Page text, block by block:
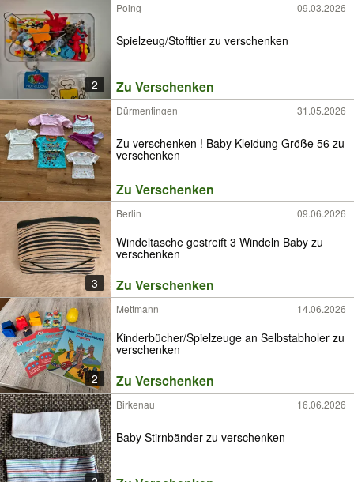
2
Poing 09.03.2026
Spielzeug/Stofftier zu verschenken
Zu Verschenken
Dürmentingen 31.05.2026
Zu verschenken ! Baby Kleidung Größe 56 zu
verschenken
Zu Verschenken
3
Berlin 09.06.2026
Windeltasche gestreift 3 Windeln Baby zu
verschenken
Zu Verschenken
2
Mettmann 14.06.2026
Kinderbücher/Spielzeuge an Selbstabholer zu
verschenken
Zu Verschenken
Birkenau 16.06.2026
Baby Stirnbänder zu verschenken